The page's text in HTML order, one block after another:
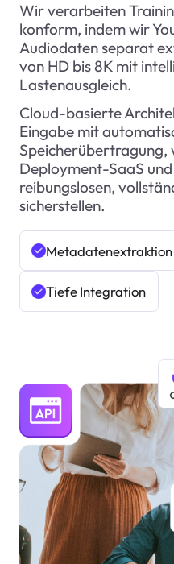
Wir verarbeiten
konform, indem wir
Audiodaten separat
von HD bis 8K mit
Lastenausgleich.
Cloud-basierte
Eingabe mit
Speicherübertragung,
Deployment-SaaS
reibungslosen,
sicherstellen.
Metadatenextraktion
Tiefe Integration